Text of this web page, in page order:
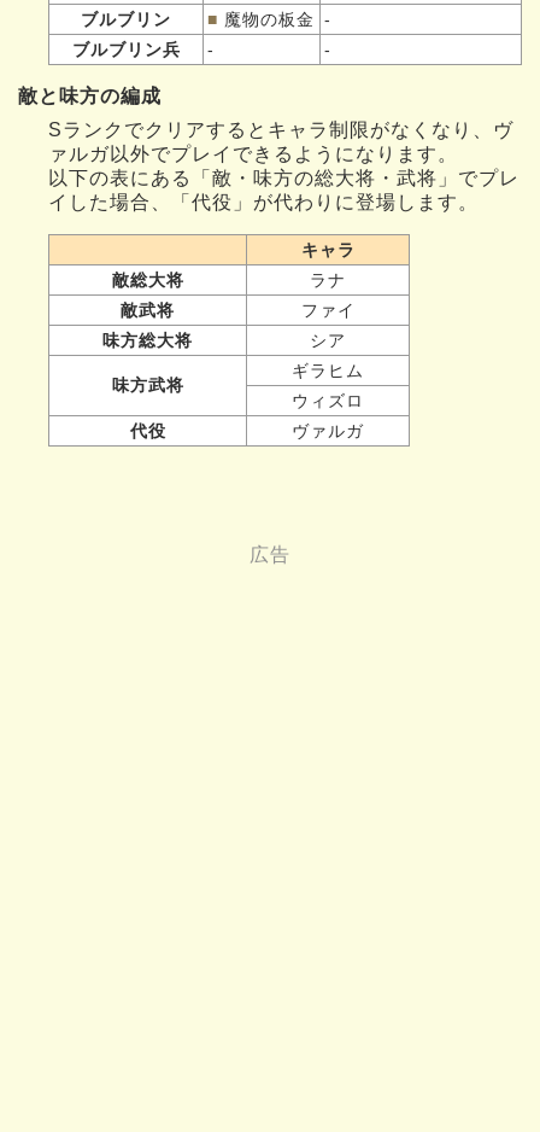
ブルブリン
■ 魔物の板金
-
ブルブリン兵
- -
敵と味方の編成
Sランクでクリアするとキャラ制限がなくなり、ヴ
ァルガ以外でプレイできるようになります。
以下の表にある「敵・味方の総大将・武将」でプレ
イした場合、「代役」が代わりに登場します。
キャラ
敵総大将
ラナ
敵武将
ファイ
味方総大将
シア
味方武将
ギラヒム
ウィズロ
代役
ヴァルガ